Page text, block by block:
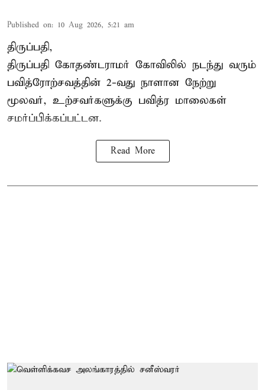
Published on: 10 Aug 2026, 5:21 am
திருப்பதி,
திருப்பதி கோதண்டராமர் கோவிலில் நடந்து வரும்
பவித்ரோற்சவத்தின் 2-வது நாளான நேற்று
மூலவர், உற்சவர்களுக்கு பவித்ர மாலைகள்
சமர்ப்பிக்கப்பட்டன.
Read More